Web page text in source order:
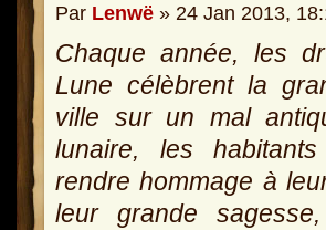
Par Lenwë » 24 Jan 2013,
Chaque année, les
Lune célèbrent la
ville sur un mal
lunaire, les habitants
rendre hommage à
leur grande